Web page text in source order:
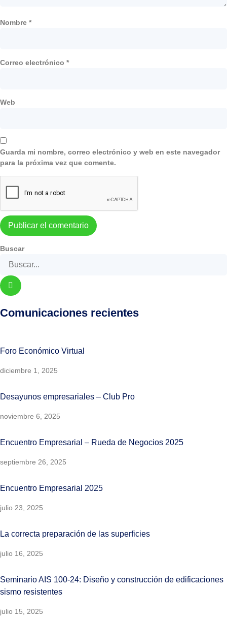
Nombre *
Correo electrónico *
Web
Guarda mi nombre, correo electrónico y web en este navegador
para la próxima vez que comente.
Buscar
Comunicaciones recientes
Foro Económico Virtual
diciembre 1, 2025
Desayunos empresariales – Club Pro
noviembre 6, 2025
Encuentro Empresarial – Rueda de Negocios 2025
septiembre 26, 2025
Encuentro Empresarial 2025
julio 23, 2025
La correcta preparación de las superficies
julio 16, 2025
Seminario AIS 100-24: Diseño y construcción de edificaciones
sismo resistentes
julio 15, 2025